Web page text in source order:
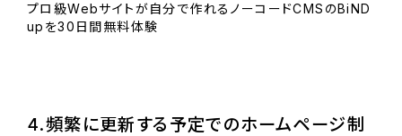
プロ級Webサイトが自分で作れるノーコードCMSのBiND
upを30日間無料体験
4.頻繁に更新する予定でのホームページ制